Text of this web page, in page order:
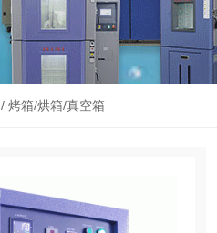
/烤箱/烘箱/真空箱